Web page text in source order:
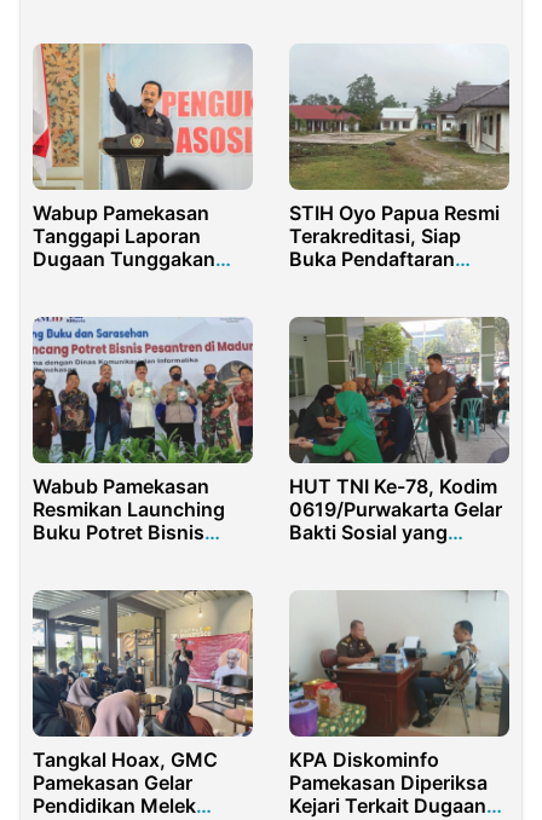
Wabup Pamekasan
Tanggapi Laporan
Dugaan Tunggakan
STIH Oyo Papua Resmi
Terakreditasi, Siap
Buka Pendaftaran
Wabub Pamekasan
Resmikan Launching
Buku Potret Bisnis
HUT TNI Ke-78, Kodim
0619/Purwakarta Gelar
Bakti Sosial yang
Tangkal Hoax, GMC
Pamekasan Gelar
Pendidikan Melek
KPA Diskominfo
Pamekasan Diperiksa
Kejari Terkait Dugaan